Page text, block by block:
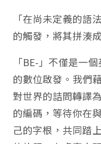
「在尚未定義的語
的觸發，將其拼湊
「BE-」不僅是一
的數位啟發。我們
對世界的詰問轉譯
的編碼，等待你在
己的字根，共同踏